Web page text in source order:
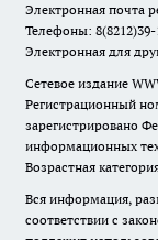
Электронная почта
Телефоны: 8(8212)39-
Электронная для
Сетевое издание
Регистрационный
зарегистрировано
информационных
Возрастная
Вся информация,
соответствии с